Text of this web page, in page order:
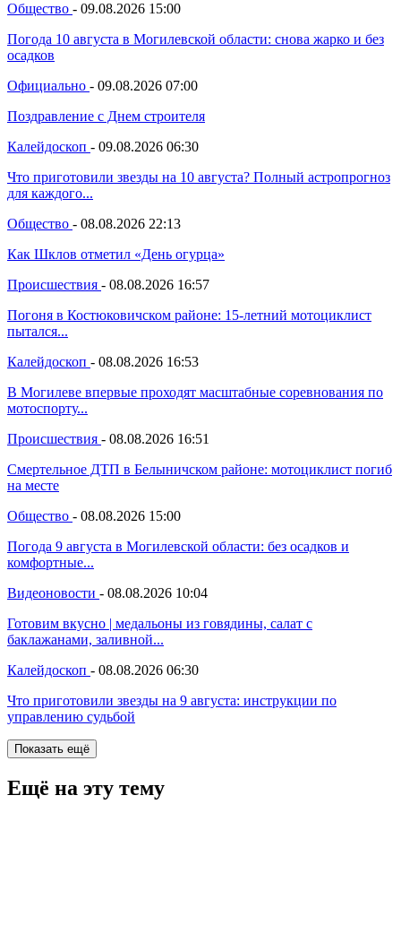
Общество - 09.08.2026 15:00
Погода 10 августа в Могилевской области: снова жарко и без
осадков
Официально - 09.08.2026 07:00
Поздравление с Днем строителя
Калейдоскоп - 09.08.2026 06:30
Что приготовили звезды на 10 августа? Полный астропрогноз
для каждого...
Общество - 08.08.2026 22:13
Как Шклов отметил «День огурца»
Происшествия - 08.08.2026 16:57
Погоня в Костюковичском районе: 15-летний мотоциклист
пытался...
Калейдоскоп - 08.08.2026 16:53
В Могилеве впервые проходят масштабные соревнования по
мотоспорту...
Происшествия - 08.08.2026 16:51
Смертельное ДТП в Белыничском районе: мотоциклист погиб
на месте
Общество - 08.08.2026 15:00
Погода 9 августа в Могилевской области: без осадков и
комфортные...
Видеоновости - 08.08.2026 10:04
Готовим вкусно | медальоны из говядины, салат с
баклажанами, заливной...
Калейдоскоп - 08.08.2026 06:30
Что приготовили звезды на 9 августа: инструкции по
управлению судьбой
Показать ещё
Ещё на эту тему